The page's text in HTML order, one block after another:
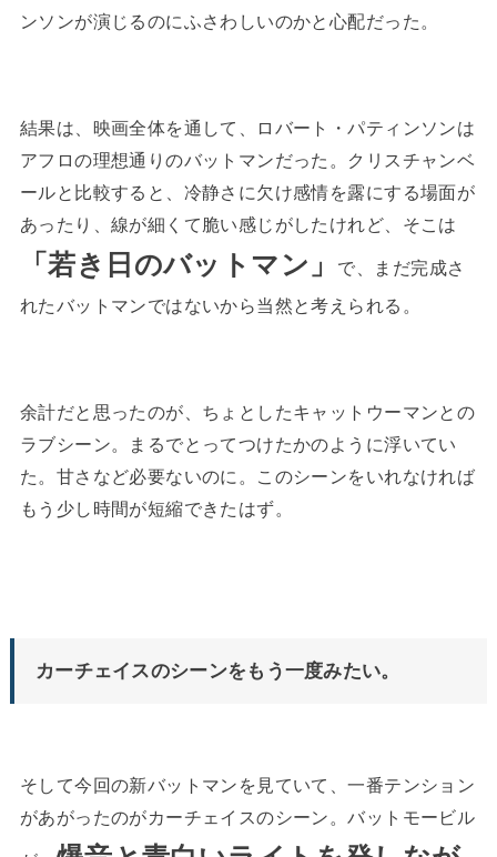
ンソンが演じるのにふさわしいのかと心配だった。
結果は、映画全体を通して、ロバート・パティンソンは
アフロの理想通りのバットマンだった。クリスチャンベ
ールと比較すると、冷静さに欠け感情を露にする場面が
あったり、線が細くて脆い感じがしたけれど、そこは
「若き日のバットマン」
で、まだ完成さ
れたバットマンではないから当然と考えられる。
余計だと思ったのが、ちょとしたキャットウーマンとの
ラブシーン。まるでとってつけたかのように浮いてい
た。甘さなど必要ないのに。このシーンをいれなければ
もう少し時間が短縮できたはず。
カーチェイスのシーンをもう一度みたい。
そして今回の新バットマンを見ていて、一番テンション
があがったのがカーチェイスのシーン。バットモービル